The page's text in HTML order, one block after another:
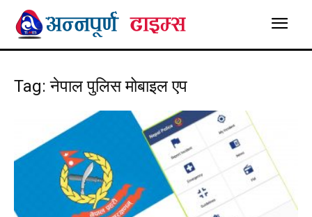
Tag: नेपाल पुलिस मोबाइल एप